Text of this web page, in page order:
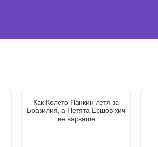
Как Колето Панкин летя за
Бразилия, а Петята Ершов хич
не вярваше